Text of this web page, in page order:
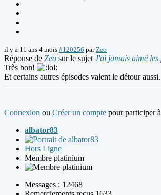
il y a 11 ans 4 mois #120256 parZeo
Réponse de Zeo sur le sujet J'ai jamais aimé les
Très bon!
Et certains autres épisodes valent le détour aussi.
Connexion ou Créer un compte pour participer
albator83
Hors Ligne
Membre platinium
Messages : 12468